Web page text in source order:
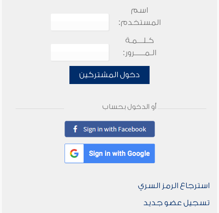
اسم
المستخدم:
كـلـــمـة
الـمـــــرور:
دخول المشتركين
أو الدخول بحساب
استرجاع الرمز السري
تسجيل عضو جديد